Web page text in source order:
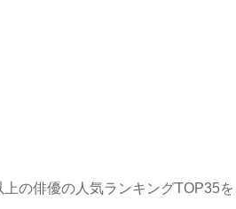
の俳優の人気ランキングTOP35